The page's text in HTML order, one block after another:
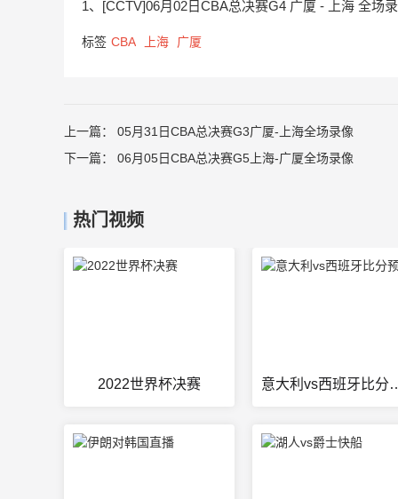
1、[CCTV]06月02日CBA总决赛G4 广厦 - 上海 全场
标签 CBA 上海 广厦
上一篇： 05月31日CBA总决赛G3广厦-上海全场录像
下一篇： 06月05日CBA总决赛G5上海-广厦全场录像
热门视频
2022世界杯决赛 意大利vs